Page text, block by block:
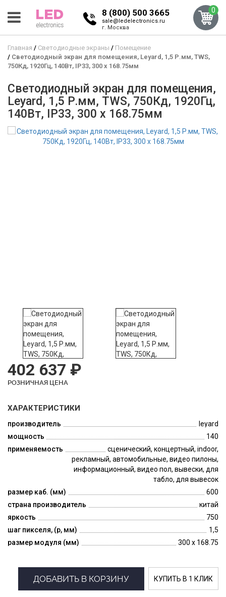
8 (800) 500 3665
sale@ledelectronics.ru
г. Москва
0
Главная Светодиодные экраны
Помещение
Светодиодный экран для помещения, Leyard, 1,5 Р.мм, TWS,
750Кд, 1920Гц, 140Вт, IP33, 300 x 168.75мм
Светодиодный экран для помещения,
Leyard, 1,5 Р.мм, TWS, 750Кд, 1920Гц,
140Вт, IP33, 300 x 168.75мм
402 637 ₽
РОЗНИЧНАЯ ЦЕНА
ХАРАКТЕРИСТИКИ
производитель
leyard
мощность
140
применяемость
сценический, концертный, indoor,
рекламный, автомобильные, видео пилоны,
информационный, видео пол, вывески, для
табло, для вывесок
размер каб. (мм)
600
страна производитель
китай
яркость
750
шаг пикселя, (p, мм)
1,5
размер модуля (мм)
300 x 168.75
ДОБАВИТЬ В КОРЗИНУ КУПИТЬ В 1 КЛИК